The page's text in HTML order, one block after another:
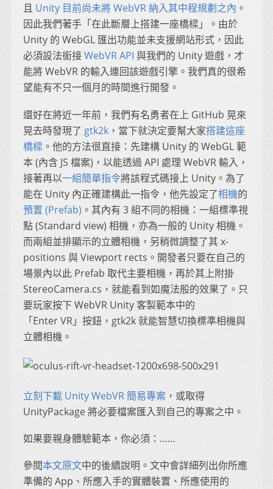
且 Unity 目前尚未將 WebVR 納入其中程規劃之內 。
因此我們著手「在此斷層上搭建一座橋樑」。由於
Unity 的 WebGL 匯出功能並未支援網站形式，因此
必須設法銜接WebVR API 與我們的 Unity 遊戲，才
能將 WebVR 的輸入連回該遊戲引擎。我們真的很希
望能有不只一個月的時間進行開發。
還好在將近一年前，我們有名勇者在上 GitHub 晃來
晃去時發現了 gtk2k ，當下就決定要幫大家搭建這座
橋樑 。他的方法很直接：先建構 Unity 的 WebGL 範
本 (內含 JS 檔案)，以能透過 API 處理 WebVR 輸入，
接著再以一組簡單指令將該程式碼接上 Unity。為了
能在 Unity 內正確建構此一指令，他先設定了相機的
預置 (Prefab) 。其內有 3 組不同的相機：一組標準視
點 (Standard view) 相機，亦為一般的 Unity 相機。
而兩組並排顯示的立體相機，另稍微調整了其 x-
positions 與 Viewport rects。開發者只要在自己的
場景內以此 Prefab 取代主要相機，再於其上附掛
StereoCamera.cs，就能看到如魔法般的效果了。只
要玩家按下 WebVR Unity 客製範本中的
「Enter VR」按鈕，gtk2k 就能智慧切換標準相機與
立體相機。
立刻下載 Unity WebVR 簡易專案 ，或取得
UnityPackage 將必要檔案匯入到自己的專案之中。
如果要親身體驗範本，你必須：……
參閱本文原文中的後續說明。文中會詳細列出你所應
準備的 App、所應入手的實體裝置、所應使用的